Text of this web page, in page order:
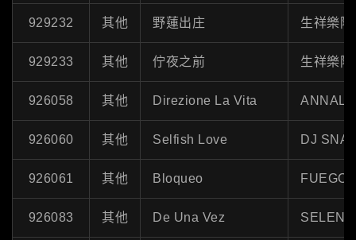
929232 其他 野蓮出庄 生祥樂隊
929233 其他 佇夜之前 生祥樂隊
926058 其他 Direzione La Vita
926060 其他 Selfish Love DJ
926061 其他 Bloqueo
926083 其他 De Una Vez